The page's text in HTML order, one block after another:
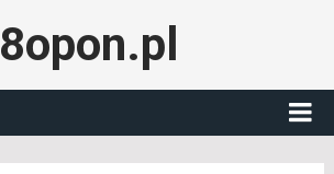
8opon.pl